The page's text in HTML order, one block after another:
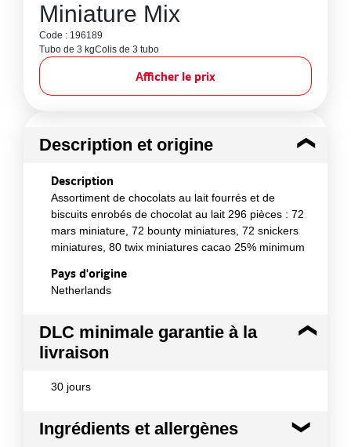
Miniature Mix
Code : 196189
Tubo de 3 kgColis de 3 tubo
Afficher le prix
Description et origine
Description
Assortiment de chocolats au lait fourrés et de
biscuits enrobés de chocolat au lait 296 pièces : 72
mars miniature, 72 bounty miniatures, 72 snickers
miniatures, 80 twix miniatures cacao 25% minimum
Pays d'origine
Netherlands
DLC minimale garantie à la
livraison
30 jours
Ingrédients et allergènes